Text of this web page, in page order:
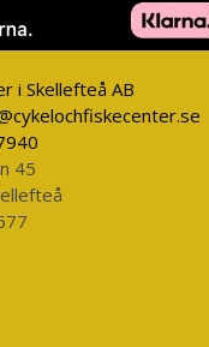
i Skellefteå AB
45